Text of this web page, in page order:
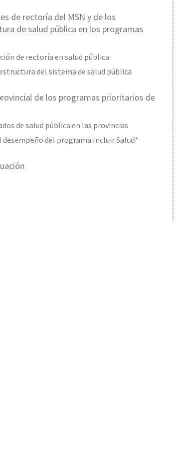
de rectoría del MSN y de los
de salud pública en los programas
de rectoría en salud pública
del sistema de salud pública
de los programas prioritarios de
de salud pública en las provincias
desempeño del programa Incluir Salud*